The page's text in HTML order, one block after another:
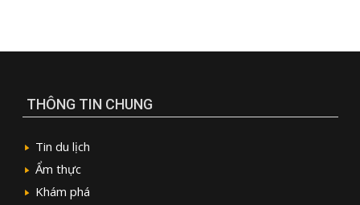
THÔNG TIN CHUNG
Tin du lịch
Ẩm thực
Khám phá